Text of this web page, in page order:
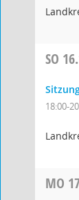
SO
18:00-
MO